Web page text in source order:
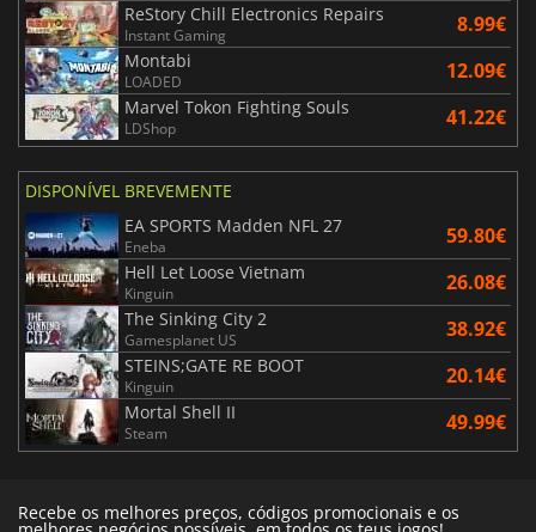
ReStory Chill Electronics Repairs
Instant Gaming 8.99€
Montabi
LOADED 12.09€
Marvel Tokon Fighting Souls
LDShop 41.22€
DISPONÍVEL BREVEMENTE
EA SPORTS Madden NFL 27
Eneba 59.80€
Hell Let Loose Vietnam
Kinguin 26.08€
The Sinking City 2
Gamesplanet US 38.92€
STEINS;GATE RE BOOT
Kinguin 20.14€
Mortal Shell II
Steam 49.99€
Recebe os melhores preços, códigos promocionais e os